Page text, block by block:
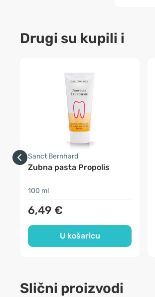
Drugi su kupili i
Sanct Bernhard
Zubna pasta Propolis
100 ml
6,49 €
U košaricu
Slični proizvodi